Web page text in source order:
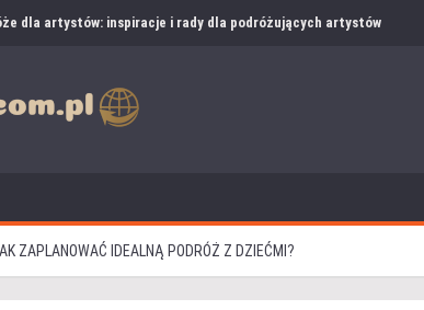
dla artystów: inspiracje i rady dla podróżujących artystów
ZAPLANOWAĆ IDEALNĄ PODRÓŻ Z DZIEĆMI?